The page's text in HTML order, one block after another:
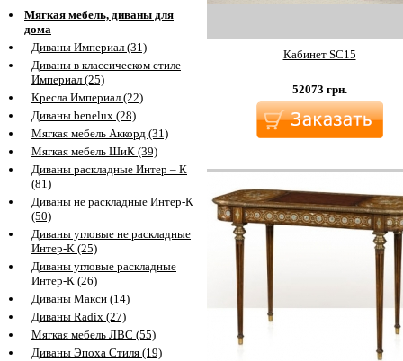
Мягкая мебель, диваны для
дома
Диваны Империал (31)
Диваны в классическом стиле
Империал (25)
Кресла Империал (22)
Диваны benelux (28)
Мягкая мебель Аккорд (31)
Мягкая мебель ШиК (39)
Диваны раскладные Интер – К
(81)
Диваны не раскладные Интер-К
(50)
Диваны угловые не раскладные
Интер-К (25)
Диваны угловые раскладные
Интер-К (26)
Диваны Макси (14)
Диваны Radix (27)
Мягкая мебель ЛВС (55)
Диваны Эпоха Стиля (19)
Кабинет SC15
52073 грн.